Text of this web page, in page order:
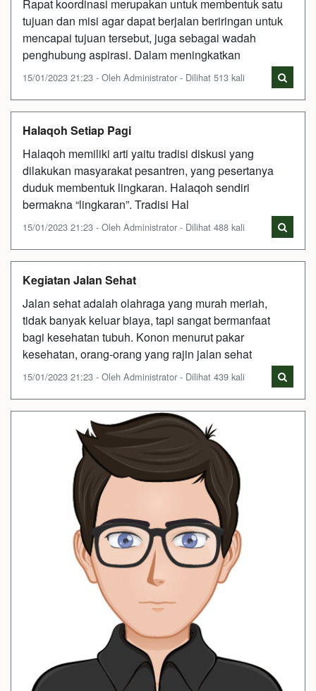
Rapat koordinasi merupakan untuk membentuk satu
tujuan dan misi agar dapat berjalan beriringan untuk
mencapai tujuan tersebut, juga sebagai wadah
penghubung aspirasi. Dalam meningkatkan
15/01/2023 21:23 - Oleh Administrator - Dilihat 513 kali
Halaqoh Setiap Pagi
Halaqoh memiliki arti yaitu tradisi diskusi yang
dilakukan masyarakat pesantren, yang pesertanya
duduk membentuk lingkaran. Halaqoh sendiri
bermakna “lingkaran”. Tradisi Hal
15/01/2023 21:23 - Oleh Administrator - Dilihat 488 kali
Kegiatan Jalan Sehat
Jalan sehat adalah olahraga yang murah meriah,
tidak banyak keluar biaya, tapi sangat bermanfaat
bagi kesehatan tubuh. Konon menurut pakar
kesehatan, orang-orang yang rajin jalan sehat
15/01/2023 21:23 - Oleh Administrator - Dilihat 439 kali